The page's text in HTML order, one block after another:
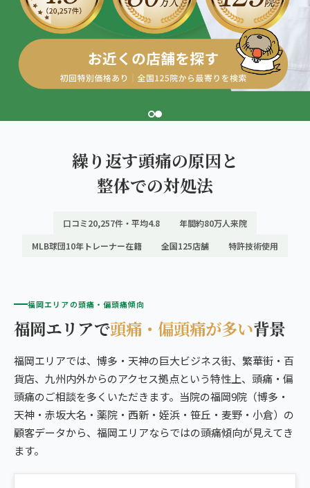
福岡市南部（笹丘・麦野）
ココロカラダメディカル整体院 イオンスタイル笹丘院
こころ整骨院 麦野院
9院の比較・選び方
猫背・姿勢矯正
椎間板ヘルニア
福岡の9院から、
あなたの一院を。
繰り返す頭痛の原因と
整体での対処法
口コミ20,257件・平均4.8
年間約80万人来院
MLB球団10年トレーナー在籍
全国125店舗 特許技術使用
福岡エリアの頭痛・偏頭痛傾向
福岡エリアで頭痛・偏頭痛が多い背景
福岡エリアでは、博多・天神の巨大ビジネス街、繁華街・百
貨店、九州内外からのアクセス拠点という特性上、頭痛・偏
頭痛のご相談を多くいただきます。当院の福岡9院（博多・
天神・赤坂大名・薬院・西新・姪浜・笹丘・麦野・小倉）の
顧客データから、福岡エリアならではの頭痛傾向が見えてき
ます。